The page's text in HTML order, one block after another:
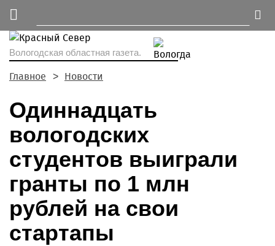
Вологодская областная газета.
Главное Новости
Одиннадцать
вологодских
студентов выиграли
гранты по 1 млн
рублей на свои
стартапы